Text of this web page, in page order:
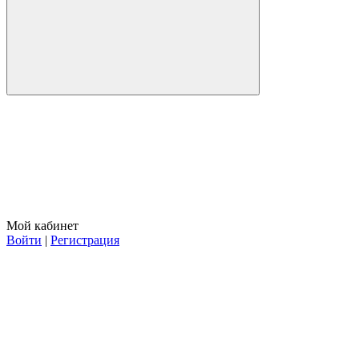
Мой кабинет
Войти | Регистрация